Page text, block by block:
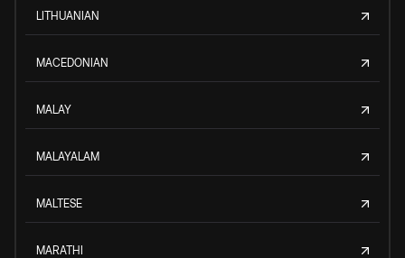
LITHUANIAN
MACEDONIAN
MALAY
MALAYALAM
MALTESE
MARATHI